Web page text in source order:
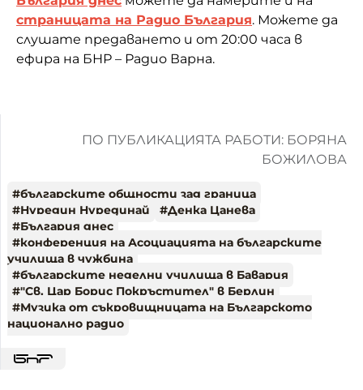
страницата на Радио България. Можете да
слушате предаването и от 20:00 часа в
ефира на БНР – Радио Варна.
ПО ПУБЛИКАЦИЯТА РАБОТИ: БОРЯНА
БОЖИЛОВА
#българските общности зад граница
#Нуредин Нурединай #Денка Цанева
#България днес
#конференция на Асоциацията на българските
училища в чужбина
#българските неделни училища в Бавария
#"Св. Цар Борис Покръстител" в Берлин
#Музика от съкровищницата на Българското
национално радио